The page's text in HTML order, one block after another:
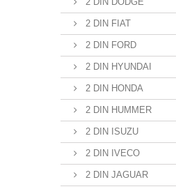
2 DIN FIAT
2 DIN FORD
2 DIN HYUNDAI
2 DIN HONDA
2 DIN HUMMER
2 DIN ISUZU
2 DIN IVECO
2 DIN JAGUAR